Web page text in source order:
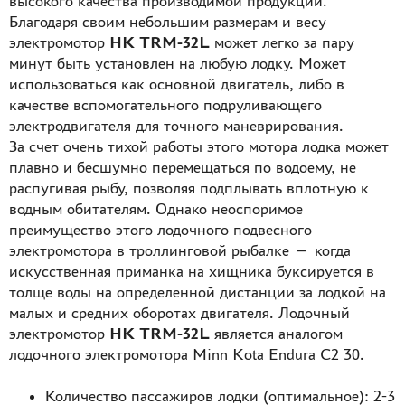
Благодаря своим небольшим размерам и весу
электромотор HK TRM-32L может легко за пару
минут быть установлен на любую лодку. Может
использоваться как основной двигатель, либо в
качестве вспомогательного подруливающего
электродвигателя для точного маневрирования.
За счет очень тихой работы этого мотора лодка может
плавно и беcшумно перемещаться по водоему, не
распугивая рыбу, позволяя подплывать вплотную к
водным обитателям. Однако неоспоримое
преимущество этого лодочного подвесного
электромотора в троллинговой рыбалке — когда
искусственная приманка на хищника буксируется в
толще воды на определенной дистанции за лодкой на
малых и средних оборотах двигателя. Лодочный
электромотор HK TRM-32L является аналогом
лодочного электромотора Minn Kota Endura C2 30.
Количество пассажиров лодки (оптимальное): 2-3